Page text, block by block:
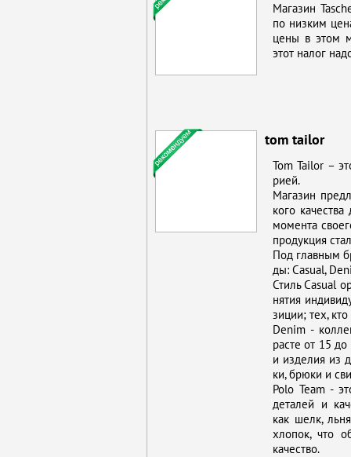
Ма­га­зин
по низ­ким
це­ны в этом
этот на­лог
tom tailor
Tom Tailor –
ри­ей.
Ма­га­зин
ко­го
мо­мен­та
про­дук­ция
Под глав­ным
ды: Casual,
Стиль Casual
ня­тия
зи­ции; тех,
Denim -
расте от 15
и из­де­лия из
ки, брю­ки и
Polo Team -
де­та­лей и
как шелк,
хло­пок, что
ка­че­ство.